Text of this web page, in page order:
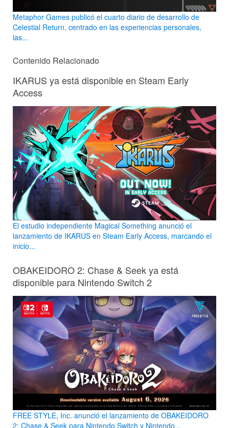
Metaphor Games publicó el cuarto diario de desarrollo de
Celestial Return, centrado en las experiencias personales,
las...
Contenido Relacionado
IKARUS ya está disponible en Steam Early
Access
El estudio independiente Magical Something anunció el
lanzamiento de IKARUS en Steam Early Access, marcando el
inicio...
OBAKEIDORO 2: Chase & Seek ya está
disponible para Nintendo Switch 2
FREE STYLE, Inc. anunció el lanzamiento de OBAKEIDORO
2: Chase & Seek para Nintendo Switch y Nintendo...